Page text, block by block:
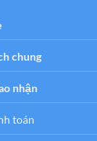
chung
nhận
toán